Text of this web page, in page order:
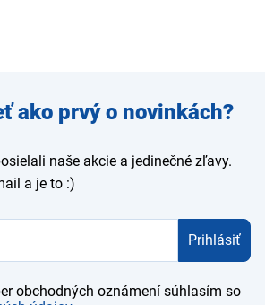
ako prvý o novinkách?
naše akcie a jedinečné zľavy.
a je to :)
Prihlásiť
obchodných oznámení súhlasím so